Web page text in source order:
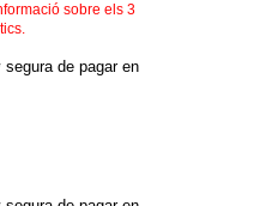
sobre els 3